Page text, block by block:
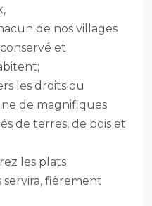
de nos villages
et
les droits ou
de magnifiques
de terres, de bois et
les plats
servira, fièrement